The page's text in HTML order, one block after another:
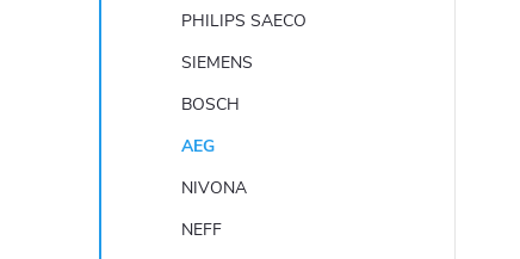
PHILIPS SAECO
SIEMENS
BOSCH
AEG
NIVONA
NEFF